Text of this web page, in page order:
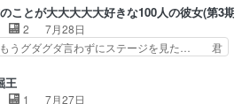
ようとする姿も冬月… 3話までは主人公
もいいことでずっ… 花火購入に浅草へ…
りばったり訪問…
揺らぐ14クラス約束された死… ミミの
っさり受け入れたのは拍子抜… 蘇生魔法
い国なら進退窮まったら手… 蘇生魔法ヤ
ミミいなかったら詰んで… アニメオタク
ました！アリとセイ… ごめん、そういう
ことが大大大大大好きな100人の彼女(第3期)
2
7月28日
うグダグダ言わずにステージを見た… 君
ブライブ！？こういうのは人… 俺、みん
スン動画をDVDが焼きき… アナウンス
王
1
7月27日